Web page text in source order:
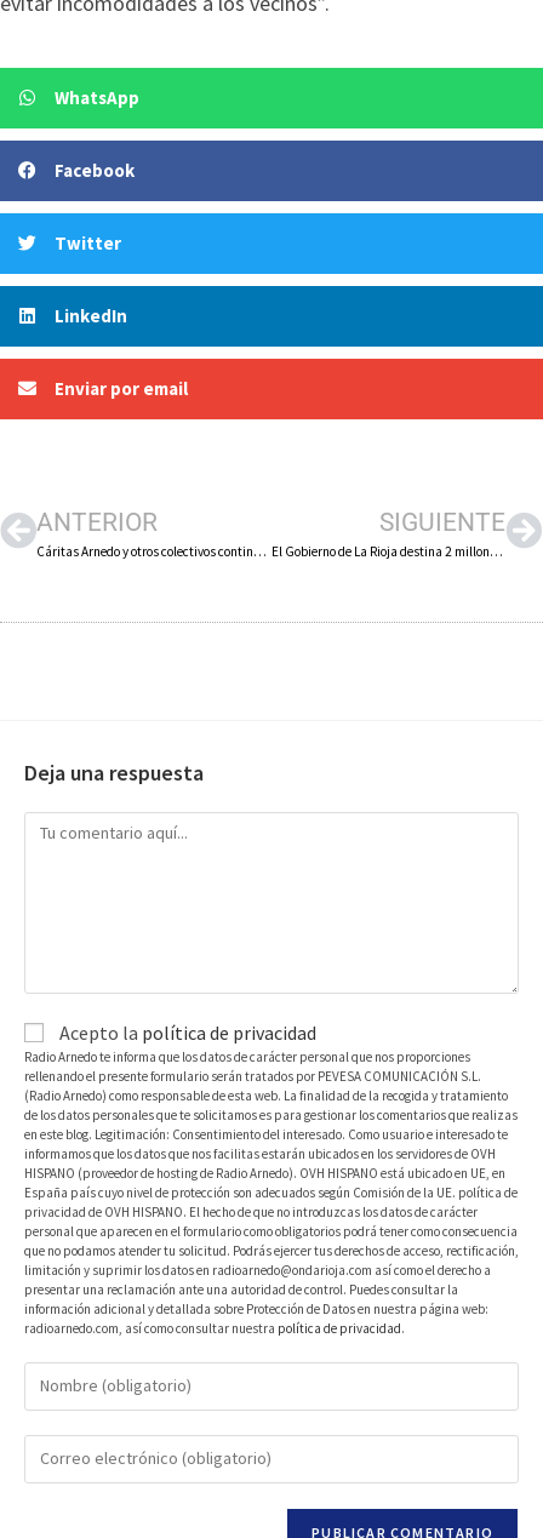
WhatsApp
Facebook
Twitter
LinkedIn
Enviar por email
ANTERIOR
Cáritas Arnedo y otros colectivos continúan con actividades para recaudar fondos con destino a los damnificados por el volcán de La Palma
SIGUIENTE
El Gobierno de La Rioja destina 2 millones de euros a construir un nuevo Centro de Día para 40 plazas en parte del actual patio de la residencia
Deja una respuesta
Acepto la política de privacidad
Radio Arnedo te informa que los datos de carácter personal que nos proporciones
rellenando el presente formulario serán tratados por PEVESA COMUNICACIÓN S.L.
(Radio Arnedo) como responsable de esta web. La finalidad de la recogida y tratamiento
de los datos personales que te solicitamos es para gestionar los comentarios que realizas
en este blog. Legitimación: Consentimiento del interesado. Como usuario e interesado te
informamos que los datos que nos facilitas estarán ubicados en los servidores de OVH
HISPANO (proveedor de hosting de Radio Arnedo). OVH HISPANO está ubicado en UE, en
España país cuyo nivel de protección son adecuados según Comisión de la UE. política de
privacidad de OVH HISPANO. El hecho de que no introduzcas los datos de carácter
personal que aparecen en el formulario como obligatorios podrá tener como consecuencia
que no podamos atender tu solicitud. Podrás ejercer tus derechos de acceso, rectificación,
limitación y suprimir los datos en radioarnedo@ondarioja.com así como el derecho a
presentar una reclamación ante una autoridad de control. Puedes consultar la
información adicional y detallada sobre Protección de Datos en nuestra página web:
radioarnedo.com, así como consultar nuestra política de privacidad.